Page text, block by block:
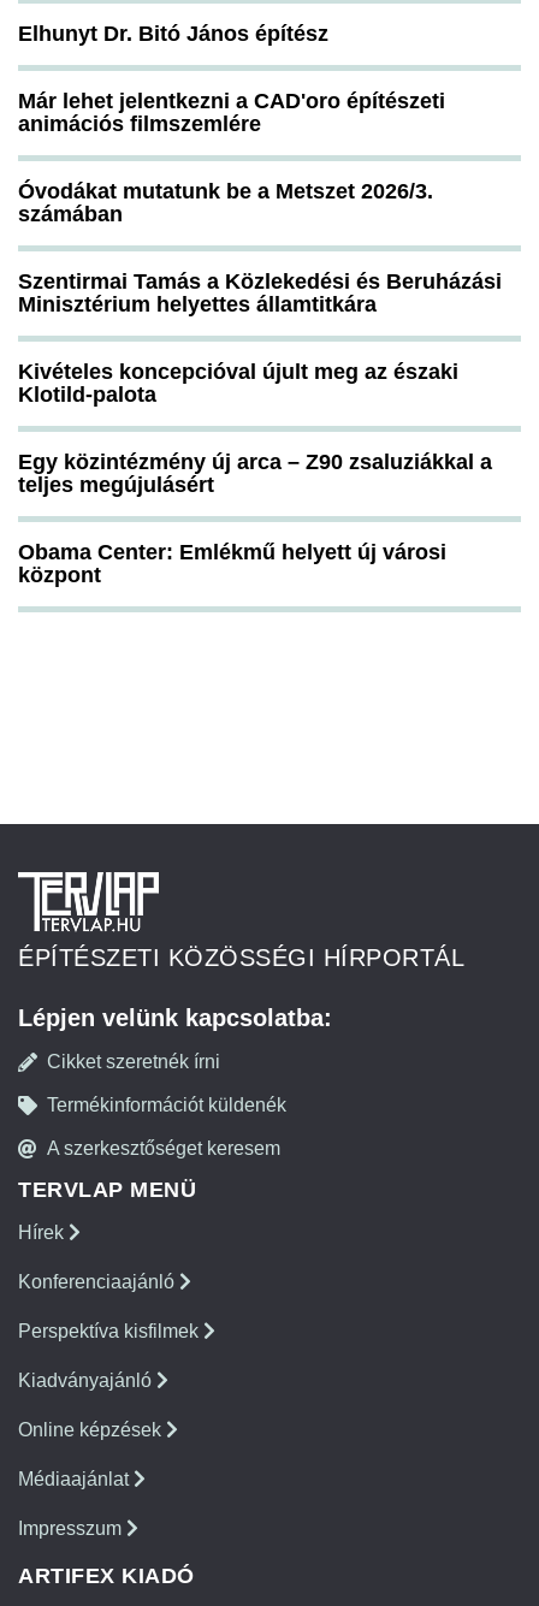
Elhunyt Dr. Bitó János építész
Már lehet jelentkezni a CAD'oro építészeti
animációs filmszemlére
Óvodákat mutatunk be a Metszet 2026/3.
számában
Szentirmai Tamás a Közlekedési és Beruházási
Minisztérium helyettes államtitkára
Kivételes koncepcióval újult meg az északi
Klotild-palota
Egy közintézmény új arca – Z90 zsaluziákkal a
teljes megújulásért
Obama Center: Emlékmű helyett új városi
központ
ÉPÍTÉSZETI KÖZÖSSÉGI HÍRPORTÁL
Lépjen velünk kapcsolatba:
Cikket szeretnék írni
Termékinformációt küldenék
A szerkesztőséget keresem
TERVLAP MENÜ
Hírek
Konferenciaajánló
Perspektíva kisfilmek
Kiadványajánló
Online képzések
Médiaajánlat
Impresszum
ARTIFEX KIADÓ